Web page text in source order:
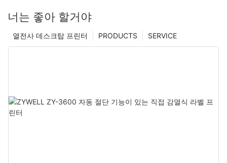
너는 좋아 할거야
SERVICE
PRODUCTS
열전사 데스크탑 프린터